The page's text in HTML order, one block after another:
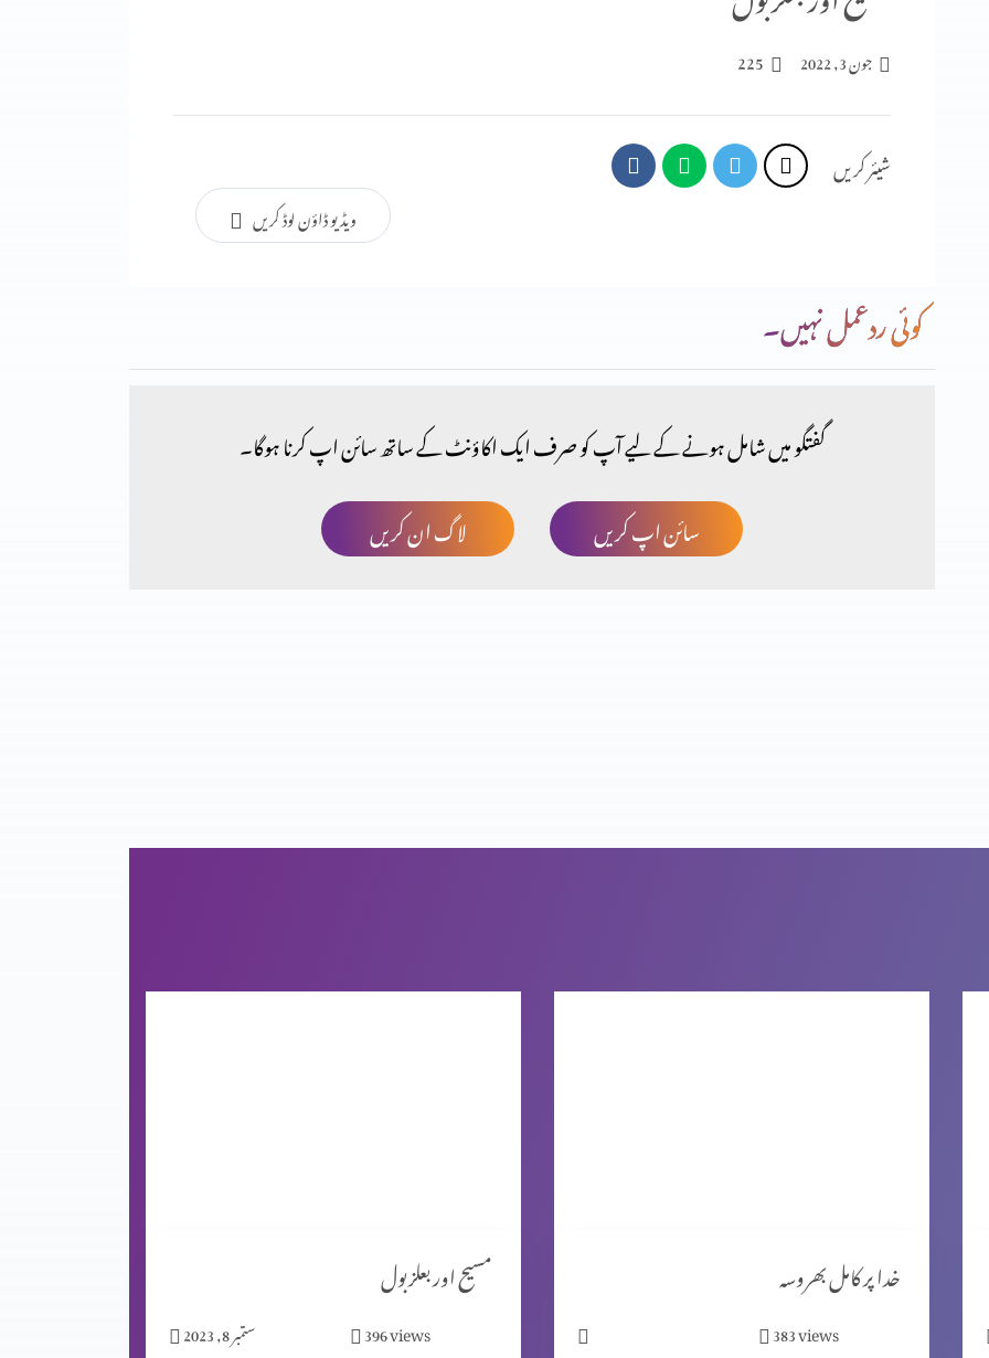
جون 3, 2022 225
شیئر کریں
ویڈیو ڈاؤن لوڈ کریں
کوئی ردعمل نہیں۔
گفتگو میں شامل ہونے کے لیے آپ کو صرف ایک اکاؤنٹ کے ساتھ سائن اپ کرنا ہوگا۔
لاگ ان کریں
سائن اپ کریں
مسیح اور بعلزبول
ستمبر 8, 2023 396views
خدا پر کامل بھروسہ
383views